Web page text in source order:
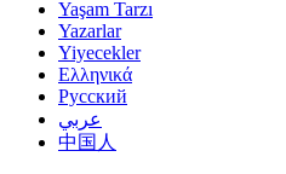
Yaşam Tarzı
Yazarlar
Yiyecekler
Ελληνικά
Русский
عربي
中国人